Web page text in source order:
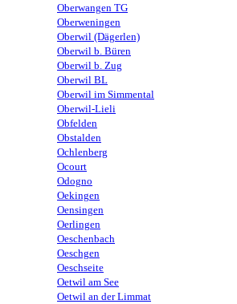
Oberwangen TG
Oberweningen
Oberwil (Dägerlen)
Oberwil b. Büren
Oberwil b. Zug
Oberwil BL
Oberwil im Simmental
Oberwil-Lieli
Obfelden
Obstalden
Ochlenberg
Ocourt
Odogno
Oekingen
Oensingen
Oerlingen
Oeschenbach
Oeschgen
Oeschseite
Oetwil am See
Oetwil an der Limmat